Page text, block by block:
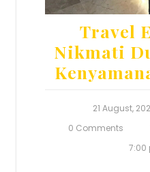
Travel
Nikmati
21 August,
0 Comments
7:00